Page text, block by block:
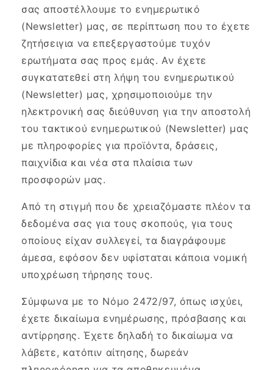
σας αποστέλλουμε το ενημερωτικό
(Newsletter) μας, σε περίπτωση που το έχετε
ζητήσειγια να επεξεργαστούμε τυχόν
ερωτήματα σας προς εμάς. Αν έχετε
συγκατατεθεί στη λήψη του ενημερωτικού
(Newsletter) μας, χρησιμοποιούμε την
ηλεκτρονική σας διεύθυνση για την αποστολή
του τακτικού ενημερωτικού (Newsletter) μας
με πληροφορίες για προϊόντα, δράσεις,
παιχνίδια και νέα στα πλαίσια των
προσφορών μας.
Από τη στιγμή που δε χρειαζόμαστε πλέον τα
δεδομένα σας για τους σκοπούς, για τους
οποίους είχαν συλλεγεί, τα διαγράφουμε
άμεσα, εφόσον δεν υφίσταται κάποια νομική
υποχρέωση τήρησης τους.
Σύμφωνα με το Νόμο 2472/97, όπως ισχύει,
έχετε δικαίωμα ενημέρωσης, πρόσβασης και
αντίρρησης. Έχετε δηλαδή το δικαίωμα να
λάβετε, κατόπιν αίτησης, δωρεάν